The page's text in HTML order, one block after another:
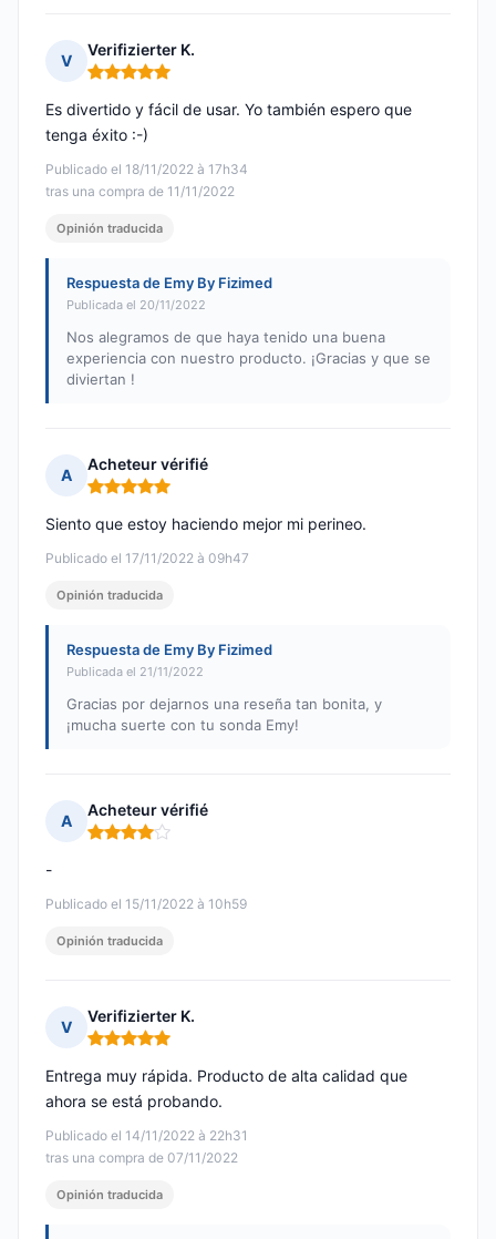
V
Verifizierter K.
Nota: 5 de 5
Publicado el 18/11/2022 à 17h34
tras una compra de 11/11/2022
Es divertido y fácil de usar. Yo también espero que
tenga éxito :-)
Opinión traducida
Respuesta de Emy By Fizimed
Publicada el 20/11/2022
Nos alegramos de que haya tenido una buena
experiencia con nuestro producto. ¡Gracias y que se
diviertan !
A
Acheteur vérifié
Nota: 5 de 5
Publicado el 17/11/2022 à 09h47
Siento que estoy haciendo mejor mi perineo.
Opinión traducida
Respuesta de Emy By Fizimed
Publicada el 21/11/2022
Gracias por dejarnos una reseña tan bonita, y
¡mucha suerte con tu sonda Emy!
A
Acheteur vérifié
Nota: 4 de 5
Publicado el 15/11/2022 à 10h59
-
Opinión traducida
V
Verifizierter K.
Nota: 5 de 5
Publicado el 14/11/2022 à 22h31
tras una compra de 07/11/2022
Entrega muy rápida. Producto de alta calidad que
ahora se está probando.
Opinión traducida